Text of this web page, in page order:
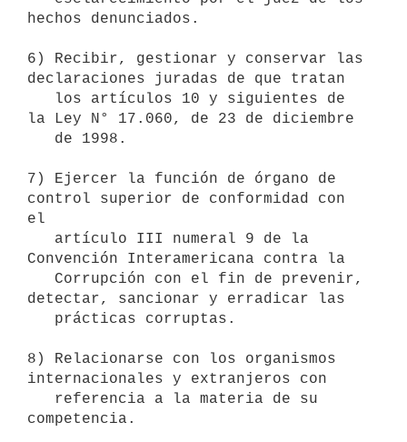
hechos denunciados.
6) Recibir, gestionar y conservar las
declaraciones juradas de que tratan
la Ley N° 17.060, de 23 de diciembre
7) Ejercer la función de órgano de
control superior de conformidad con
el
Convención Interamericana contra la
detectar, sancionar y erradicar las
8) Relacionarse con los organismos
internacionales y extranjeros con